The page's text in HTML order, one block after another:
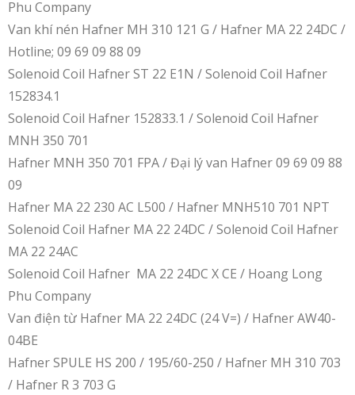
Phu Company
Van khí nén Hafner MH 310 121 G / Hafner MA 22 24DC /
Hotline; 09 69 09 88 09
Solenoid Coil Hafner ST 22 E1N / Solenoid Coil Hafner
152834.1
Solenoid Coil Hafner 152833.1 / Solenoid Coil Hafner
MNH 350 701
Hafner MNH 350 701 FPA / Đại lý van Hafner 09 69 09 88
09
Hafner MA 22 230 AC L500 / Hafner MNH510 701 NPT
Solenoid Coil Hafner MA 22 24DC / Solenoid Coil Hafner
MA 22 24AC
Solenoid Coil Hafner MA 22 24DC X CE / Hoang Long
Phu Company
Van điện từ Hafner MA 22 24DC (24 V=) / Hafner AW40-
04BE
Hafner SPULE HS 200 / 195/60-250 / Hafner MH 310 703
/ Hafner R 3 703 G